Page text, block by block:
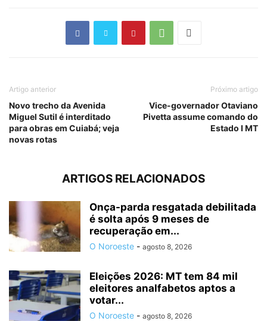
Artigo anterior
Novo trecho da Avenida
Miguel Sutil é interditado
para obras em Cuiabá; veja
novas rotas
Próximo artigo
Vice-governador Otaviano
Pivetta assume comando do
Estado I MT
ARTIGOS RELACIONADOS
Onça-parda resgatada debilitada
é solta após 9 meses de
recuperação em...
O Noroeste - agosto 8, 2026
Eleições 2026: MT tem 84 mil
eleitores analfabetos aptos a
votar...
O Noroeste - agosto 8, 2026